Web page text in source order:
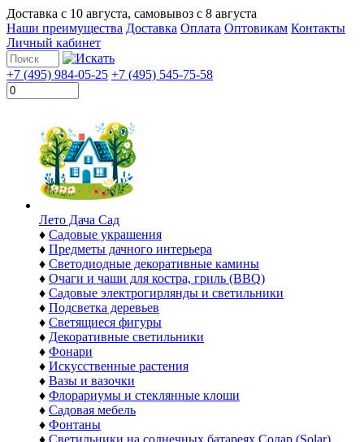
Доставка с 10 августа, самовывоз с 8 августа
Наши преимущества Доставка Оплата Оптовикам Контакты
Личный кабинет
+7 (495) 984-05-25 +7 (495) 545-75-58
Лето Дача Сад
♦ Садовые украшения
♦ Предметы дачного интерьера
♦ Светодиодные декоративные камины
♦ Очаги и чаши для костра, гриль (BBQ)
♦ Садовые электрогирлянды и светильники
♦ Подсветка деревьев
♦ Светящиеся фигуры
♦ Декоративные светильники
♦ Фонари
♦ Искусственные растения
♦ Вазы и вазочки
♦ Флорариумы и стеклянные клоши
♦ Садовая мебель
♦ Фонтаны
♦ Светильники на солнечных батареях Солар (Solar)